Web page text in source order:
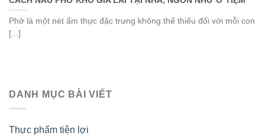
Phở là một nét ẩm thực đặc trưng không thể thiếu đối với mỗi con
[...]
DANH MỤC BÀI VIẾT
Thực phẩm tiện lợi